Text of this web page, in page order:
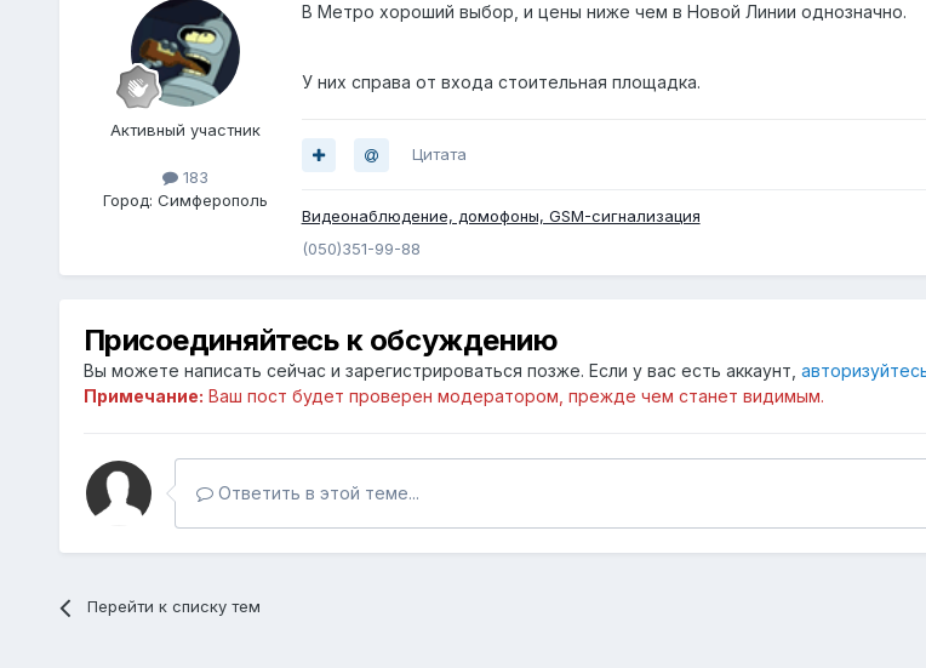
Активный участник
183
Город: Симферополь
В Метро хороший выбор, и цены ниже чем в Новой Линии однозначно.
У них справа от входа стоительная площадка.
Цитата
Видеонаблюдение, домофоны, GSM-сигнализация
(050)351-99-88
Присоединяйтесь к обсуждению
Вы можете написать сейчас и зарегистрироваться позже. Если у вас есть аккаунт,
Примечание: Ваш пост будет проверен модератором, прежде чем станет видимым.
Ответить в этой теме...
Перейти к списку тем